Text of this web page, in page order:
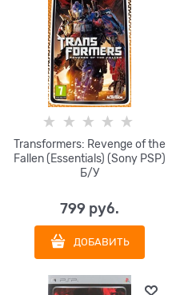
Transformers: Revenge of the
Fallen (Essentials) (Sony PSP)
Б/У
799 руб.
ДОБАВИТЬ